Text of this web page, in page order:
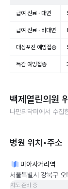
급여 진료 · 대면
급여 진료 · 비대면
대상포진 예방접종
독감 예방접종
백제열린의원
나만의닥터에서 수집
병원 위치•주소
미아사거리역
서울특별시 강북구
지도 준비 중